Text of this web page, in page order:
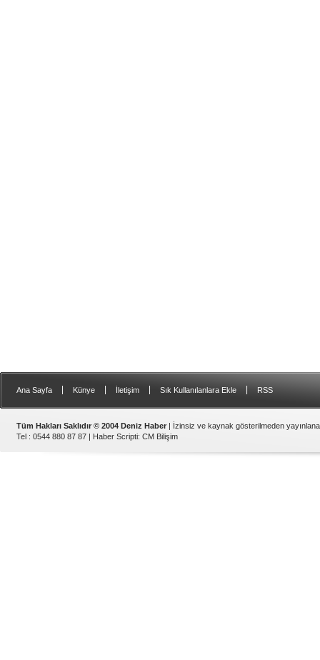
Ana Sayfa Künye İletişim Sık Kullanılanlara Ekle RSS
Tüm Hakları Saklıdır © 2004 Deniz Haber | İzinsiz ve kaynak gösterilmeden
Tel : 0544 880 87 87 | Haber Scripti: CM Bilişim